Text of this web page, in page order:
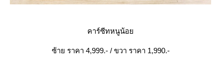
คาร์ซีทหนูน้อ
ซ้าย ราคา 4,999.- / ขวา ราคา 1,990.-